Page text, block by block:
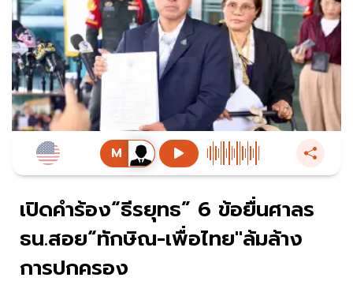
เปิดคำร้อง“ธีรยุทธ” 6 ข้อยื่นศาลร
ธน.สอย“ทักษิณ-เพื่อไทย"ล้มล้าง
การปกครอง